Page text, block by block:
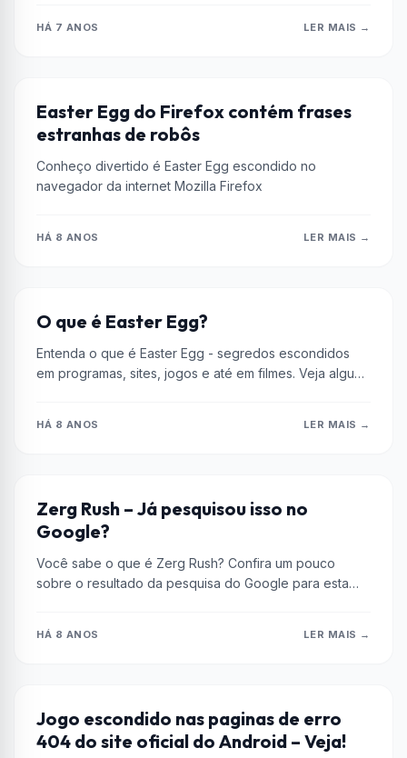
HÁ 7 ANOS LER MAIS →
CULTURA GEEK
Easter Egg do Firefox contém frases
estranhas de robôs
Conheço divertido é Easter Egg escondido no
navegador da internet Mozilla Firefox
HÁ 8 ANOS LER MAIS →
CULTURA GEEK
O que é Easter Egg?
Entenda o que é Easter Egg - segredos escondidos
em programas, sites, jogos e até em filmes. Veja alguns
HÁ 8 ANOS LER MAIS →
CULTURA GEEK
Zerg Rush – Já pesquisou isso no
Google?
Você sabe o que é Zerg Rush? Confira um pouco
sobre o resultado da pesquisa do Google para esta
HÁ 8 ANOS LER MAIS →
ANDROID
Jogo escondido nas paginas de erro
404 do site oficial do Android – Veja!